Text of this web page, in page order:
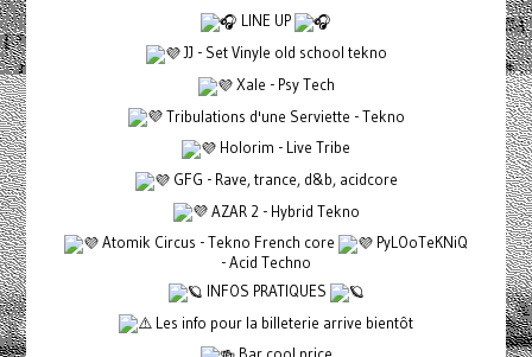
LINE UP
JJ - Set Vinyle old school tekno
Xale - Psy Tech
Tribulations d'une Serviette - Tekno
Holorim - Live Tribe
GFG - Rave, trance, d&b, acidcore
AZAR 2 - Hybrid Tekno
Atomik Circus - Tekno French core
PyLOoTeKNiQ
- Acid Techno
INFOS PRATIQUES
Les info pour la billeterie arrive bientôt